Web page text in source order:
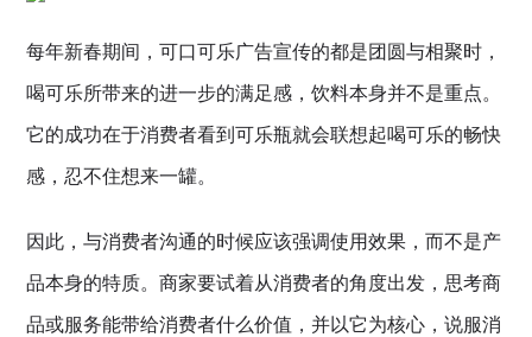
每年新春期间，可口可乐广告宣传的都是团圆与相聚时，
喝可乐所带来的进一步的满足感，饮料本身并不是重点。
它的成功在于消费者看到可乐瓶就会联想起喝可乐的畅快
感，忍不住想来一罐。
因此，与消费者沟通的时候应该强调使用效果，而不是产
品本身的特质。商家要试着从消费者的角度出发，思考商
品或服务能带给消费者什么价值，并以它为核心，说服消